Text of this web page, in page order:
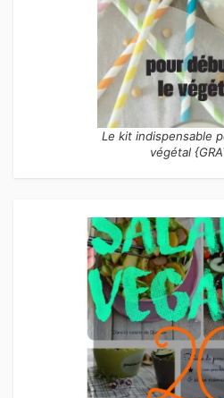
Le kit indispensable
végétal